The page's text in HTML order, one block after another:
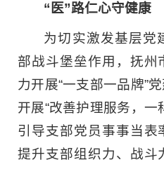
“医”路仁心守健康
为切实激发基层党
部战斗堡垒作用，抚州
力开展“一支部一品牌”
开展“改善护理服务，一
引导支部党员事事当表
提升支部组织力、战斗